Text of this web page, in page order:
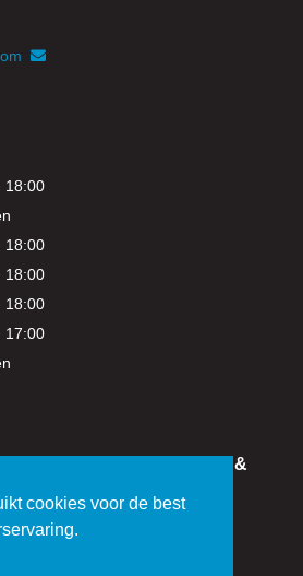
cookies voor de best
18:00
18:00
18:00
18:00
17:00
KUNT U VEILIG WINKELEN &